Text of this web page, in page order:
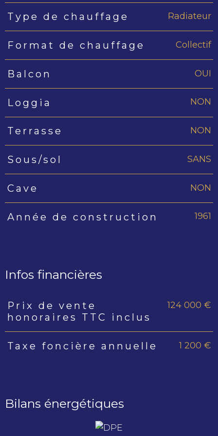
Type de chauffage Radiateur
Format de chauffage Collectif
Balcon OUI
Loggia NON
Terrasse NON
Sous/sol SANS
Cave NON
Année de construction 1961
Infos financières
Caractéristiques Valeurs
Prix de vente
honoraires TTC inclus
124 000 €
Taxe foncière annuelle 1 200 €
Bilans énergétiques